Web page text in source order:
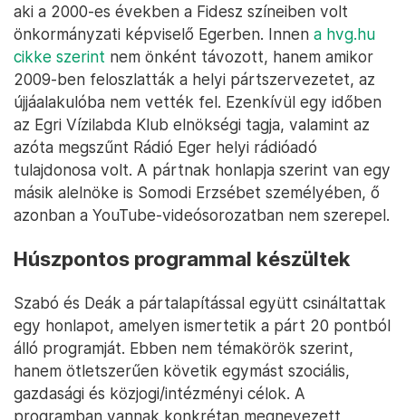
aki a 2000-es években a Fidesz színeiben volt
önkormányzati képviselő Egerben. Innen a hvg.hu
cikke szerint nem önként távozott, hanem amikor
2009-ben feloszlatták a helyi pártszervezetet, az
újjáalakulóba nem vették fel. Ezenkívül egy időben
az Egri Vízilabda Klub elnökségi tagja, valamint az
azóta megszűnt Rádió Eger helyi rádióadó
tulajdonosa volt. A pártnak honlapja szerint van egy
másik alelnöke is Somodi Erzsébet személyében, ő
azonban a YouTube-videósorozatban nem szerepel.
Húszpontos programmal készültek
Szabó és Deák a pártalapítással együtt csináltattak
egy honlapot, amelyen ismertetik a párt 20 pontból
álló programját. Ebben nem témakörök szerint,
hanem ötletszerűen követik egymást szociális,
gazdasági és közjogi/intézményi célok. A
programban vannak konkrétan megnevezett